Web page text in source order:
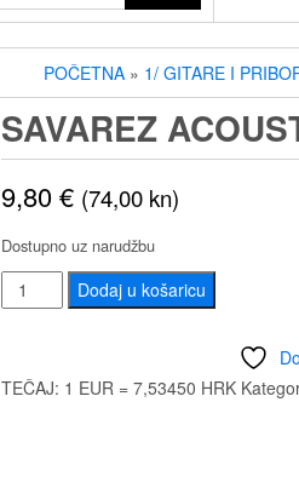
POČETNA » 1/ GITARE I
SAVAREZ
9,80€ (74,00 kn)
Dostupno uz narudžbu
SAVAREZ
ACOUSTIC
A140
Dodaj u košaricu
TEČAJ: 1 EUR = 7,53450 HRK